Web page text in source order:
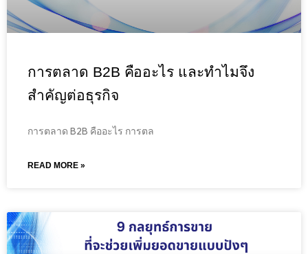
การตลาด B2B คืออะไร และทำไมจึง
สำคัญต่อธุรกิจ
การตลาด B2B คืออะไร การตล
READ MORE »